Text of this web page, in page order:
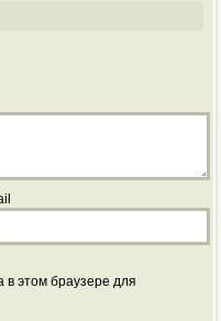
этом браузере для